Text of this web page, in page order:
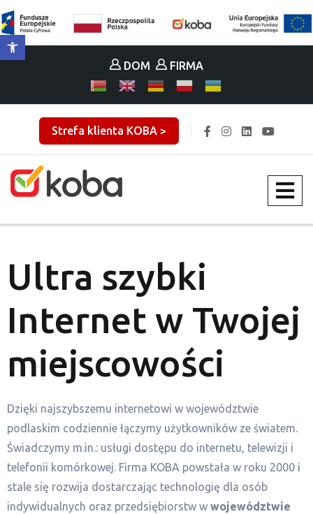
DOM FIRMA
Strefa klienta KOBA >
Ultra szybki
Internet w Twojej
miejscowości
Dzięki najszybszemu internetowi w województwie
podlaskim codziennie łączymy użytkowników ze światem.
Świadczymy m.in.: usługi dostępu do internetu, telewizji i
telefonii komórkowej. Firma KOBA powstała w roku 2000 i
stale się rozwija dostarczając technologię dla osób
indywidualnych oraz przedsiębiorstw w województwie
Otwórz pasek narzędzi